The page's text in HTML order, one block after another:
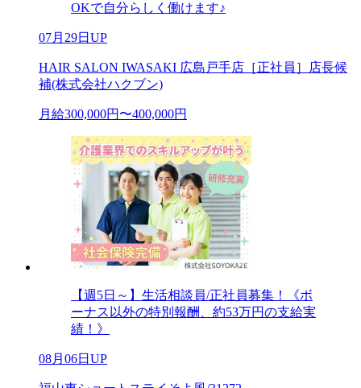
OKで自分らしく働けます♪
07月29日UP
HAIR SALON IWASAKI 広島戸手店［正社員］店長候
補(株式会社ハクブン)
月給300,000円〜400,000円
【週5日～】生活相談員/正社員募集！《ボ
ーナス以外の特別報酬、約53万円の支給実
績！》
08月06日UP